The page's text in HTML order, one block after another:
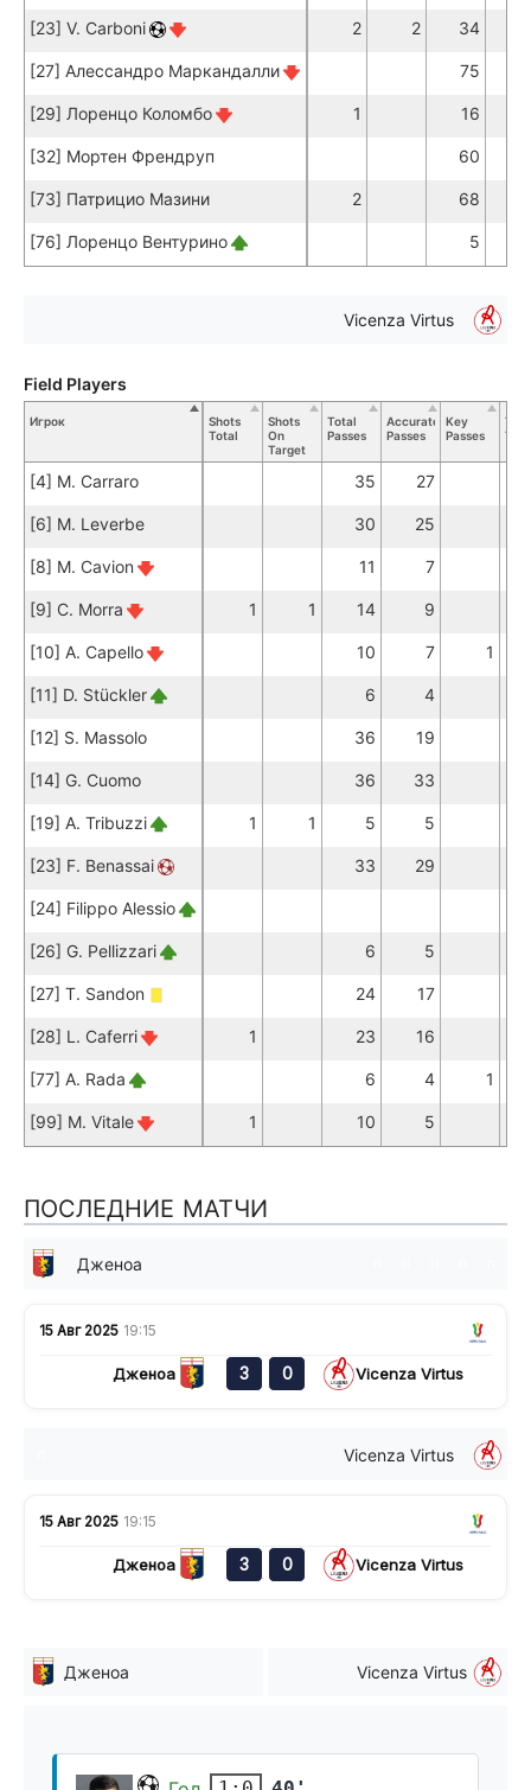
[23] V. Carboni 2 2 34
[27] Алессандро Маркандалли 75
[29] Лоренцо Коломбо 1 16
[32] Мортен Френдруп 60
[73] Патрицио Мазини 2 68
[76] Лоренцо Вентурино 5
Vicenza Virtus
Игрок
Shots
Total
Shots
On
Target
Total
Passes
Accurate
Passes
Key
Passes
[4] M. Carraro 35 27
[6] M. Leverbe 30 25
[8] M. Cavion 11 7
[9] C. Morra 1 1 14 9
[10] A. Capello 10 7 1
[11] D. Stückler 6 4
[12] S. Massolo 36 19
[14] G. Cuomo 36 33
[19] A. Tribuzzi 1 1 5 5
[23] F. Benassai 33 29
[24] Filippo Alessio
[26] G. Pellizzari 6 5
[27] T. Sandon 24 17
[28] L. Caferri 1 23 16
[77] A. Rada 6 4 1
[99] M. Vitale 1 10 5
Field Players
ПОСЛЕДНИЕ МАТЧИ
Дженоа
15 Авг 2025 19:15
Дженоа 3 0 Vicenza Virtus
Vicenza Virtus
15 Авг 2025 19:15
Дженоа 3 0 Vicenza Virtus
Дженоа Vicenza Virtus